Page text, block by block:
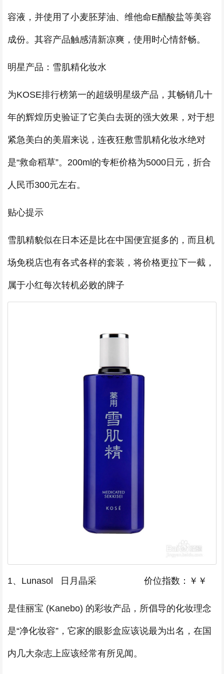
容液，并使用了小麦胚芽油、维他命E醋酸盐等美容
成份。其容产品触感清新凉爽，使用时心情舒畅。
明星产品：雪肌精化妆水
为KOSE排行榜第一的超级明星级产品，其畅销几十
年的辉煌历史验证了它美白去斑的强大效果，对于想
紧急美白的美眉来说，连夜狂敷雪肌精化妆水绝对
是“救命稻草”。200ml的专柜价格为5000日元，折合
人民币300元左右。
贴心提示
雪肌精貌似在日本还是比在中国便宜挺多的，而且机
场免税店也有各式各样的套装，将价格更拉下一截，
属于小红每次转机必败的牌子
1、Lunasol 日月晶采 价位指数：￥￥
是佳丽宝 (Kanebo) 的彩妆产品，所倡导的化妆理念
是“净化妆容”，它家的眼影盒应该说最为出名，在国
内几大杂志上应该经常有所见闻。